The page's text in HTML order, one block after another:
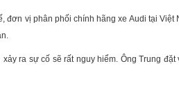
vị phân phối chính hãng xe Audi tại
ra sự cố sẽ rất nguy hiểm. Ông Trung